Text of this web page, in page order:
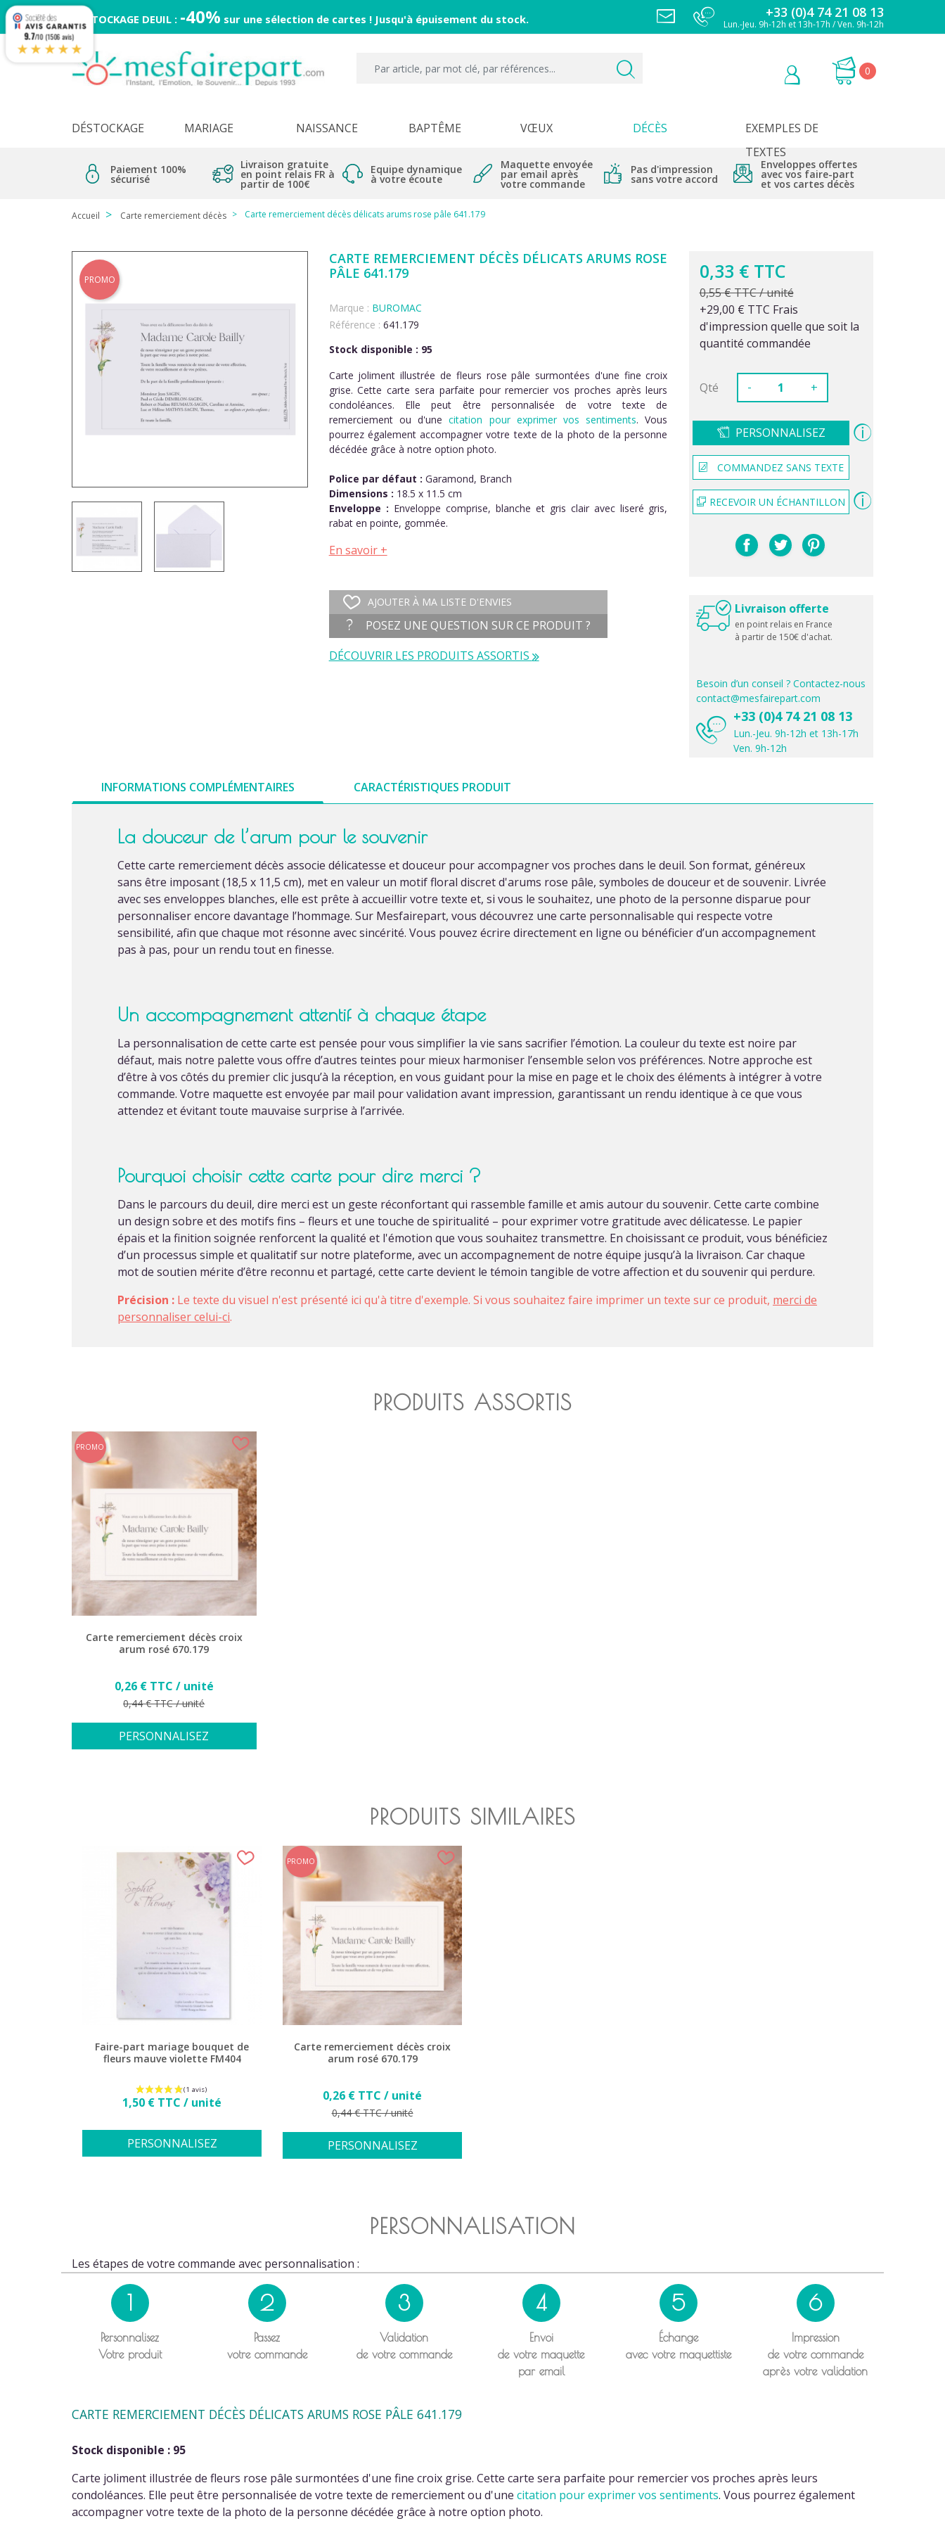
DESTOCKAGE DEUIL : -40% sur une sélection de cartes ! Jusqu'à épuisement du stock. +33 (0)4 74 21 08 13
Lun.-Jeu. 9h-12h et 13h-17h / Ven. 9h-12h
0
DÉSTOCKAGE MARIAGE NAISSANCE BAPTÊME VŒUX DÉCÈS
EXEMPLES DE
TEXTES
Paiement 100%
sécurisé
Livraison gratuite
en point relais FR à
partir de 100€
Equipe dynamique
à votre écoute
Maquette envoyée
par email après
votre commande
Pas d'impression
sans votre accord
Enveloppes offertes
avec vos faire-part
et vos cartes décès
Accueil Carte remerciement décès Carte remerciement décès délicats arums rose pâle 641.179
PROMO
CARTE REMERCIEMENT DÉCÈS DÉLICATS ARUMS ROSE
PÂLE 641.179
Marque : BUROMAC
Référence : 641.179
Stock disponible : 95
Carte joliment illustrée de fleurs rose pâle surmontées d'une fine croix
grise. Cette carte sera parfaite pour remercier vos proches après leurs
condoléances. Elle peut être personnalisée de votre texte de
remerciement ou d'unecitation pour exprimer vos sentiments. Vous
pourrez également accompagner votre texte de la photo de la personne
décédée grâce à notre option photo.
Police par défaut : Garamond, Branch
Dimensions : 18.5 x 11.5 cm
Enveloppe : Enveloppe comprise, blanche et gris clair avec liseré gris,
rabat en pointe, gommée.
En savoir +
AJOUTER À MA LISTE D'ENVIES
POSEZ UNE QUESTION SUR CE PRODUIT ?
DÉCOUVRIR LES PRODUITS ASSORTIS
0,33 € TTC
0,55 € TTC / unité
+29,00 € TTC Frais
d'impression quelle que soit la
quantité commandée
Qté - +
PERSONNALISEZ
COMMANDEZ SANS TEXTE
RECEVOIR UN ÉCHANTILLON
Livraison offerte
en point relais en France
à partir de 150€ d'achat.
Besoin d’un conseil ? Contactez-nous
contact@mesfairepart.com
+33 (0)4 74 21 08 13
Lun.-Jeu. 9h-12h et 13h-17h
Ven. 9h-12h
INFORMATIONS COMPLÉMENTAIRES CARACTÉRISTIQUES PRODUIT
La douceur de l’arum pour le souvenir
Cette carte remerciement décès associe délicatesse et douceur pour accompagner vos proches dans le deuil. Son format, généreux
sans être imposant (18,5 x 11,5 cm), met en valeur un motif floral discret d'arums rose pâle, symboles de douceur et de souvenir. Livrée
avec ses enveloppes blanches, elle est prête à accueillir votre texte et, si vous le souhaitez, une photo de la personne disparue pour
personnaliser encore davantage l’hommage. Sur Mesfairepart, vous découvrez une carte personnalisable qui respecte votre
sensibilité, afin que chaque mot résonne avec sincérité. Vous pouvez écrire directement en ligne ou bénéficier d’un accompagnement
pas à pas, pour un rendu tout en finesse.
Un accompagnement attentif à chaque étape
La personnalisation de cette carte est pensée pour vous simplifier la vie sans sacrifier l’émotion. La couleur du texte est noire par
défaut, mais notre palette vous offre d’autres teintes pour mieux harmoniser l’ensemble selon vos préférences. Notre approche est
d’être à vos côtés du premier clic jusqu’à la réception, en vous guidant pour la mise en page et le choix des éléments à intégrer à votre
commande. Votre maquette est envoyée par mail pour validation avant impression, garantissant un rendu identique à ce que vous
attendez et évitant toute mauvaise surprise à l’arrivée.
Pourquoi choisir cette carte pour dire merci ?
Dans le parcours du deuil, dire merci est un geste réconfortant qui rassemble famille et amis autour du souvenir. Cette carte combine
un design sobre et des motifs fins – fleurs et une touche de spiritualité – pour exprimer votre gratitude avec délicatesse. Le papier
épais et la finition soignée renforcent la qualité et l'émotion que vous souhaitez transmettre. En choisissant ce produit, vous bénéficiez
d’un processus simple et qualitatif sur notre plateforme, avec un accompagnement de notre équipe jusqu’à la livraison. Car chaque
mot de soutien mérite d’être reconnu et partagé, cette carte devient le témoin tangible de votre affection et du souvenir qui perdure.
Précision : Le texte du visuel n'est présenté ici qu'à titre d'exemple. Si vous souhaitez faire imprimer un texte sur ce produit, merci de
personnaliser celui-ci.
PRODUITS ASSORTIS
Carte remerciement décès croix
arum rosé 670.179
Prix
0,26 € TTC / unité
Prix de base
0,44 € TTC / unité
PERSONNALISEZ
PROMO
PRODUITS SIMILAIRES
Faire-part mariage bouquet de
fleurs mauve violette FM404
Prix
1,50 € TTC / unité
PERSONNALISEZ
Carte remerciement décès croix
arum rosé 670.179
Prix
0,26 € TTC / unité
Prix de base
0,44 € TTC / unité
PERSONNALISEZ
PROMO
PERSONNALISATION
Les étapes de votre commande avec personnalisation :
1
Personnalisez
Votre produit
2
Passez
votre commande
3
Validation
de votre commande
4
Envoi
de votre maquette
par email
5
Échange
avec votre maquettiste
6
Impression
de votre commande
après votre validation
CARTE REMERCIEMENT DÉCÈS DÉLICATS ARUMS ROSE PÂLE 641.179
Stock disponible : 95
Carte joliment illustrée de fleurs rose pâle surmontées d'une fine croix grise. Cette carte sera parfaite pour remercier vos proches après leurs
condoléances. Elle peut être personnalisée de votre texte de remerciement ou d'une citation pour exprimer vos sentiments. Vous pourrez également
accompagner votre texte de la photo de la personne décédée grâce à notre option photo.
9.7/10 (1506 avis)
★★★★★